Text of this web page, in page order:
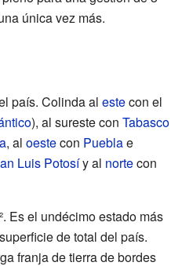
única vez más.
país. Colinda al estecon el
), al sureste con Tabasco
, al oestecon Pueblae
Luis Potosíy al nortecon
Es el undécimo estado más
de total del país.
franja de tierra de bordes